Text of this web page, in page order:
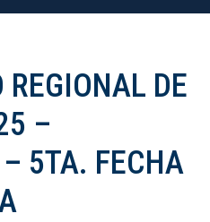
DE
–
5TA. FECHA